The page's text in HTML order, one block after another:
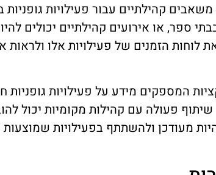
קהילתיים עבור פעילויות גופניות
ספר, או אירועים קהילתיים יכולים
לוחות הזמנים של פעילויות אלו ולראות
המספקים מידע על פעילויות גופניות
פעולה עם קהילות מקומיות יכול
מעודכן ולהשתתף בפעילויות